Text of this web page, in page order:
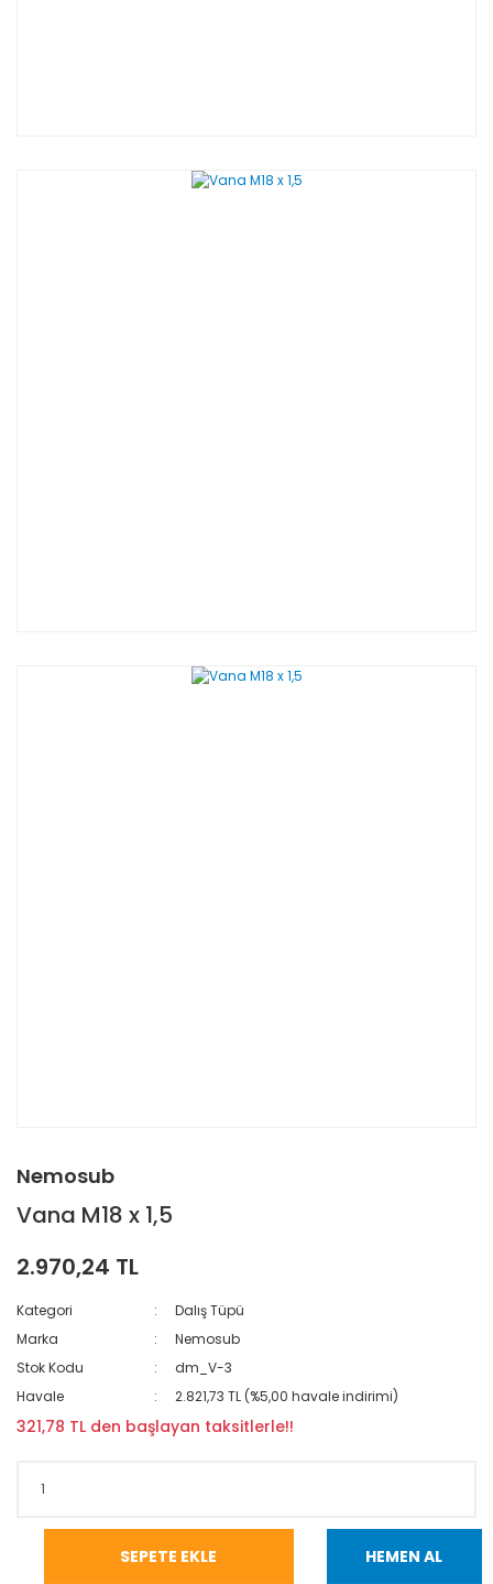
Nemosub
Vana M18 x 1,5
2.970,24 TL
Kategori
Dalış Tüpü
Marka
Nemosub
Stok Kodu
dm_V-3
Havale
2.821,73 TL (%5,00 havale indirimi)
321,78 TL den başlayan taksitlerle!!
SEPETE EKLE HEMEN AL